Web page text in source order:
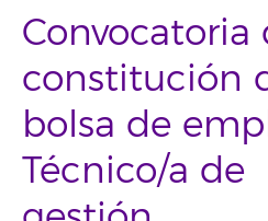
Convocatoria
constitución
bolsa de
Técnico/a de